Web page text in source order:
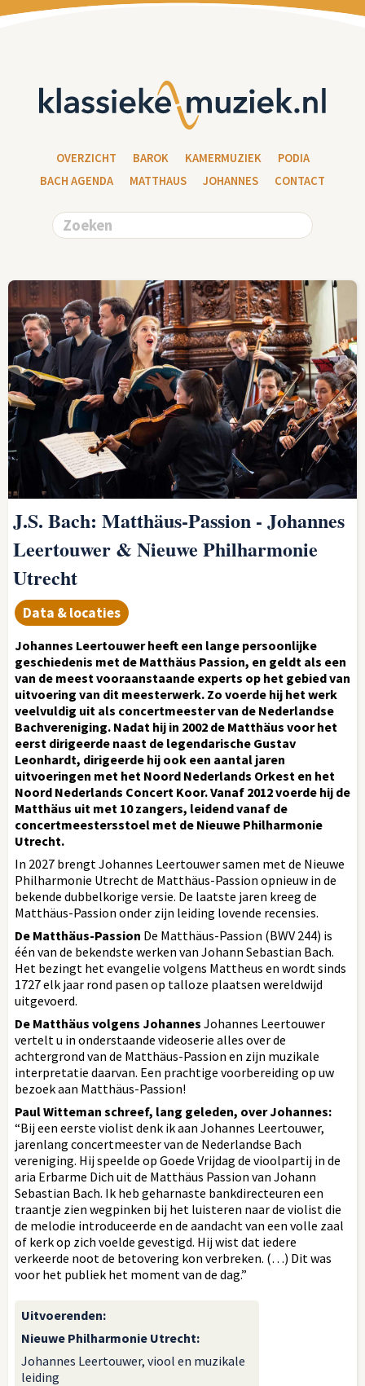
OVERZICHT BAROK KAMERMUZIEK
PODIA
BACH AGENDA
MATTHAUS JOHANNES CONTACT
J.S. Bach: Matthäus-Passion - Johannes
Leertouwer & Nieuwe Philharmonie
Utrecht
Data & locaties
Johannes Leertouwer heeft een lange persoonlijke
geschiedenis met de Matthäus Passion, en geldt als een
van de meest vooraanstaande experts op het gebied van
uitvoering van dit meesterwerk. Zo voerde hij het werk
veelvuldig uit als concertmeester van de Nederlandse
Bachvereniging. Nadat hij in 2002 de Matthäus voor het
eerst dirigeerde naast de legendarische Gustav
Leonhardt, dirigeerde hij ook een aantal jaren
uitvoeringen met het Noord Nederlands Orkest en het
Noord Nederlands Concert Koor. Vanaf 2012 voerde hij de
Matthäus uit met 10 zangers, leidend vanaf de
concertmeestersstoel met de Nieuwe Philharmonie
Utrecht.
In 2027 brengt Johannes Leertouwer samen met de Nieuwe
Philharmonie Utrecht de Matthäus-Passion opnieuw in de
bekende dubbelkorige versie. De laatste jaren kreeg de
Matthäus-Passion onder zijn leiding lovende recensies.
De Matthäus-Passion De Matthäus-Passion (BWV 244) is
één van de bekendste werken van Johann Sebastian Bach.
Het bezingt het evangelie volgens Mattheus en wordt sinds
1727 elk jaar rond pasen op talloze plaatsen wereldwijd
uitgevoerd.
De Matthäus volgens Johannes Johannes Leertouwer
vertelt u in onderstaande videoserie alles over de
achtergrond van de Matthäus-Passion en zijn muzikale
interpretatie daarvan. Een prachtige voorbereiding op uw
bezoek aan Matthäus-Passion!
Paul Witteman schreef, lang geleden, over Johannes:
“Bij een eerste violist denk ik aan Johannes Leertouwer,
jarenlang concertmeester van de Nederlandse Bach
vereniging. Hij speelde op Goede Vrijdag de vioolpartij in de
aria Erbarme Dich uit de Matthäus Passion van Johann
Sebastian Bach. Ik heb geharnaste bankdirecteuren een
traantje zien wegpinken bij het luisteren naar de violist die
de melodie introduceerde en de aandacht van een volle zaal
of kerk op zich voelde gevestigd. Hij wist dat iedere
verkeerde noot de betovering kon verbreken. (…) Dit was
voor het publiek het moment van de dag.”
Uitvoerenden:
Nieuwe Philharmonie Utrecht:
Johannes Leertouwer, viool en muzikale
leiding